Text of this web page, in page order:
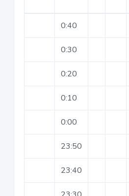
0:40
0:30
0:20
0:10
0:00
23:50
23:40